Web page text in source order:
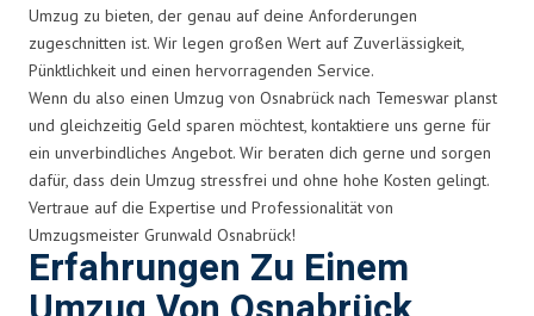
Umzug zu bieten, der genau auf deine Anforderungen
zugeschnitten ist. Wir legen großen Wert auf Zuverlässigkeit,
Pünktlichkeit und einen hervorragenden Service.
Wenn du also einen Umzug von Osnabrück nach Temeswar planst
und gleichzeitig Geld sparen möchtest, kontaktiere uns gerne für
ein unverbindliches Angebot. Wir beraten dich gerne und sorgen
dafür, dass dein Umzug stressfrei und ohne hohe Kosten gelingt.
Vertraue auf die Expertise und Professionalität von
Umzugsmeister Grunwald Osnabrück!
Erfahrungen Zu Einem